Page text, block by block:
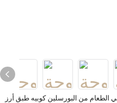
الطعام من البورسلين كوبيه طبق أرز